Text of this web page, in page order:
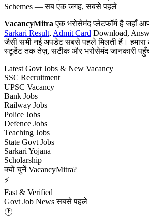
Schemes — सब एक जगह, सबसे पहले
VacancyMitra एक भरोसेमंद प्लेटफॉर्म है जहाँ
Sarkari Result, Admit Card Download,
जैसी सभी नई अपडेट सबसे पहले मिलती हैं। हमारा
स्टूडेंट तक तेज़, सटीक और भरोसेमंद जानकारी
Latest Govt Jobs & New Vacancy
SSC Recruitment
UPSC Vacancy
Bank Jobs
Railway Jobs
Police Jobs
Defence Jobs
Teaching Jobs
State Govt Jobs
Sarkari Yojana
Scholarship
क्यों चुनें VacancyMitra?
⚡
Fast & Verified
Govt Job News सबसे पहले
🕐